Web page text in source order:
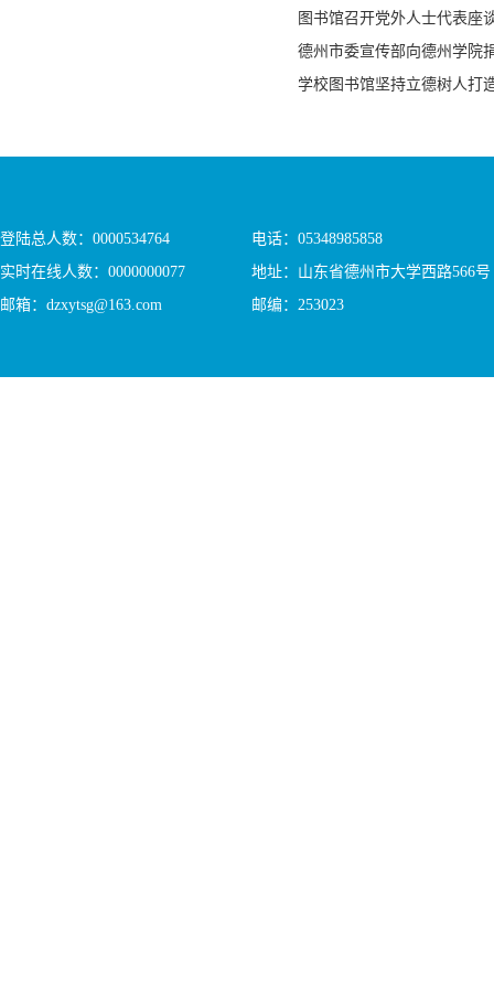
图书馆召开党外人士代表座
德州市委宣传部向德州学院
学校图书馆坚持立德树人打
登陆总人数： 0000534764
实时在线人数： 0000000077
邮箱：dzxytsg@163.com
电话：05348985858
地址：山东省德州市大学西路566号
邮编：253023